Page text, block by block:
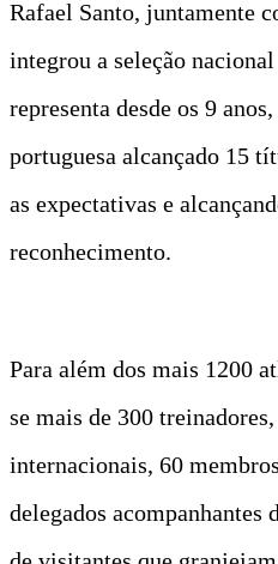
Rafael Santo, juntamente
integrou a seleção
representa desde os 9
portuguesa alcançado 15
as expectativas e
reconhecimento.
Para além dos mais 1200
se mais de 300
internacionais, 60
delegados acompanhantes